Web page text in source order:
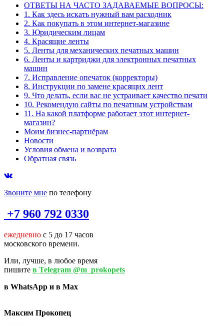
ОТВЕТЫ НА ЧАСТО ЗАДАВАЕМЫЕ ВОПРОСЫ:
1. Как здесь искать нужный вам расходник
2. Как покупать в этом интернет-магазине
3. Юридическим лицам
4. Красящие ленты
5. Ленты для механических печатных машин
6. Ленты и картриджи для электронных печатных
машин
7. Исправление опечаток (корректоры)
8. Инструкции по замене красящих лент
9. Что делать, если вас не устраивает качество печати
10. Рекомендую сайты по печатным устройствам
11. На какой платформе работает этот интернет-
магазин?
Моим бизнес-партнёрам
Новости
Условия обмена и возврата
Обратная связь
Звоните мне по телефону
+7 960 792 0330
ежедневно с 5 до 17 часов
московского времени.
Или, лучше, в любое время
пишите в Telegram @m_prokopets
в WhatsApp и в Max
Максим Прокопец